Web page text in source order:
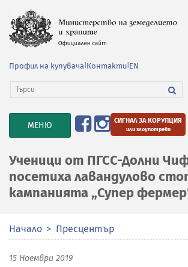
Профил на купувача Контакти EN
TOGGLE
NAVIGATION
МЕНЮ СИГНАЛ ЗА КОРУПЦИЯ
или злоупотреби
Ученици от ПГСС-Долни
посетиха лавандулово
кампанията „Супер
Начало Пресцентър
15 Ноември 2019